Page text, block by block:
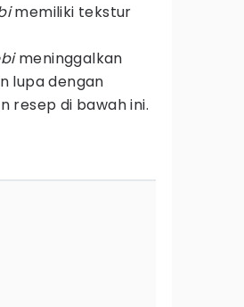
memiliki tekstur
meninggalkan
lupa dengan
resep di bawah ini.